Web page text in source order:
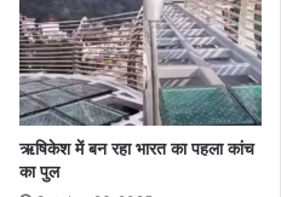
ऋषिकेश में बन रहा भारत का पहला कांच
का पुल